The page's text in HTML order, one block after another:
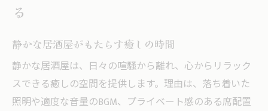
る
静かな居酒屋がもたらす癒しの時間
静かな居酒屋は、日々の喧騒から離れ、心からリラック
スできる癒しの空間を提供します。理由は、落ち着いた
照明や適度な音量のBGM、プライベート感のある席配置